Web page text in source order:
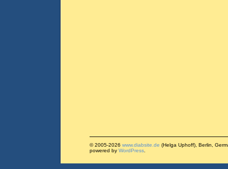
© 2005-2026 www.diabsite.de (Helga Uphoff), Berlin,
powered by WordPress.